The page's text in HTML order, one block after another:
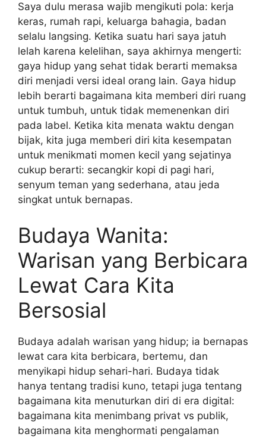
Saya dulu merasa wajib mengikuti pola: kerja
keras, rumah rapi, keluarga bahagia, badan
selalu langsing. Ketika suatu hari saya jatuh
lelah karena kelelihan, saya akhirnya mengerti:
gaya hidup yang sehat tidak berarti memaksa
diri menjadi versi ideal orang lain. Gaya hidup
lebih berarti bagaimana kita memberi diri ruang
untuk tumbuh, untuk tidak memenenkan diri
pada label. Ketika kita menata waktu dengan
bijak, kita juga memberi diri kita kesempatan
untuk menikmati momen kecil yang sejatinya
cukup berarti: secangkir kopi di pagi hari,
senyum teman yang sederhana, atau jeda
singkat untuk bernapas.
Budaya Wanita:
Warisan yang Berbicara
Lewat Cara Kita
Bersosial
Budaya adalah warisan yang hidup; ia bernapas
lewat cara kita berbicara, bertemu, dan
menyikapi hidup sehari-hari. Budaya tidak
hanya tentang tradisi kuno, tetapi juga tentang
bagaimana kita menuturkan diri di era digital:
bagaimana kita menimbang privat vs publik,
bagaimana kita menghormati pengalaman